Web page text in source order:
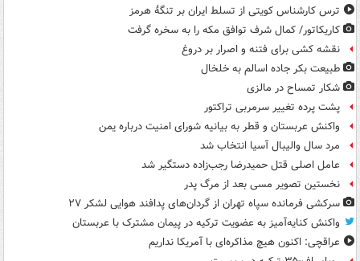
ترس کارشناس کویتی از تسلط ایران بر تنگۀ هرمز
کاریکاتور/ کمال شرف توافق مکه را به سخره گرفت
نقشه کشی برای فتنه و اصرار بر دروغ
طبیعت بکر جاده اسالم به خلخال
شکار تمساح در مالزی
پشت پرده تغییر سرمربی تراکتور
واکنش عربستان و قطر به بیانیه شورای امنیت درباره یمن
مرد سال والیبال آسیا انتخاب شد
عامل اصلی قتل حمیدرضا رجب‌زاده دستگیر شد
نخستین تصویر مسی بعد از مرگ پدر
سرکشی فرمانده سپاه تهران از گردان‌های پدافند هوایی لشکر ۲۷
واکنش کنایه‌آمیز به عضویت ترکیه در پیمان مشترک با عربستان
عراقچی: اکنون هیچ مذاکره‌ای با آمریکا نداریم